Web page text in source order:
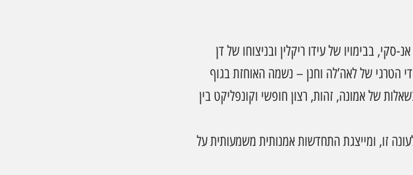
בבימויו של עידו ריקלין ובניצוחו של דן
הטרגי של לאה’לה וחנן – נשמה האוחזת בגוף
של אמונה, זהות, רצון חופשי וקונפליקט בין
זו, ומייצגת התחדשות אמנותית משמעותית על